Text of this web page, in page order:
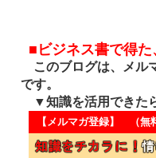
■ビジネス書で得
このブログは、メル
です。
▼知識を活用でき
【メルマガ登録】 （無